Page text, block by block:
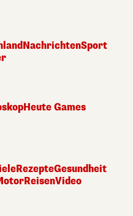
NachrichtenSport
Heute Games
RezepteGesundheit
ReisenVideo